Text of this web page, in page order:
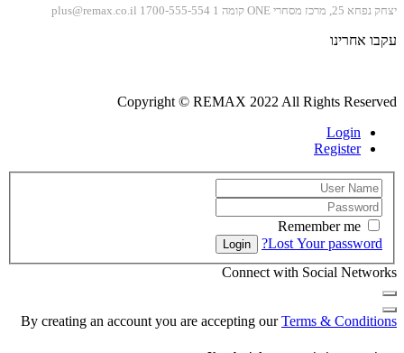
יצחק נפחא 25, מרכז מסחרי ONE קומה 1 1700-555-554
plus@remax.co.il
עקבו אחרינו
Copyright © REMAX 2022 All Rights Reserved
Login
Register
Remember me
Lost Your password?
Login
Connect with Social Networks
By creating an account you are accepting ourTerms & Conditions